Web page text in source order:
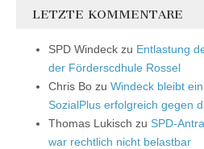
LETZTE KOMMENTARE
SPD Windeck zu Entlastung
der Förderscdhule Rossel
Chris Bo zu Windeck bleibt
SozialPlus erfolgreich gegen
Thomas Lukisch zu SPD-
war rechtlich nicht belastbar